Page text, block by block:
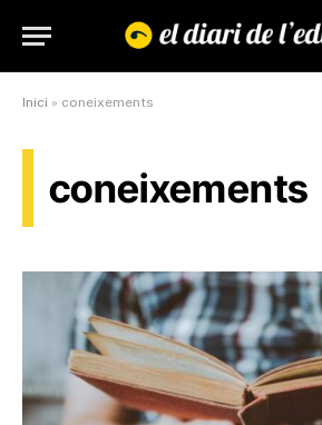
Inici » coneixements
coneixements